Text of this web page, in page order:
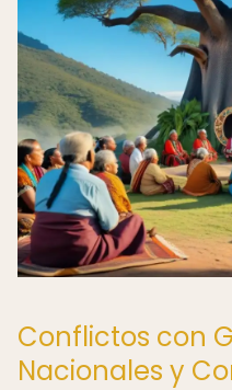
Conflictos con
Nacionales y